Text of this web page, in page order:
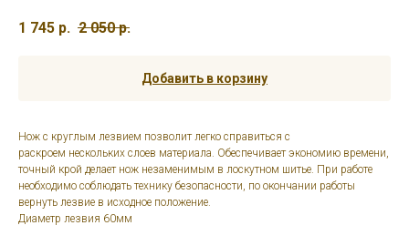
1 745 р. 2 050 р.
Добавить в корзину
Нож с круглым лезвием позволит легко справиться с
раскроем нескольких слоев материала. Обеспечивает экономию времени,
точный крой делает нож незаменимым в лоскутном шитье. При работе
необходимо соблюдать технику безопасности, по окончании работы
вернуть лезвие в исходное положение.
Диаметр лезвия 60мм